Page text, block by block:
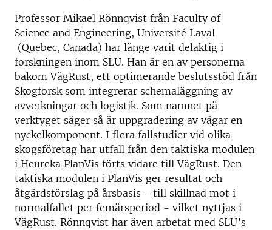
Professor Mikael Rönnqvist från Faculty of
Science and Engineering, Université Laval
(Quebec, Canada) har länge varit delaktig i
forskningen inom SLU. Han är en av personerna
bakom VägRust, ett optimerande beslutsstöd från
Skogforsk som integrerar schemaläggning av
avverkningar och logistik. Som namnet på
verktyget säger så är uppgradering av vägar en
nyckelkomponent. I flera fallstudier vid olika
skogsföretag har utfall från den taktiska modulen
i Heureka PlanVis förts vidare till VägRust. Den
taktiska modulen i PlanVis ger resultat och
åtgärdsförslag på årsbasis - till skillnad mot i
normalfallet per femårsperiod - vilket nyttjas i
VägRust. Rönnqvist har även arbetat med SLU’s